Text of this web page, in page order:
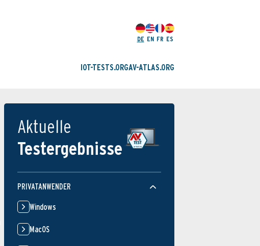
DE EN FR ES
IOT-TESTS.ORGAV-ATLAS.ORG
Aktuelle
Testergebnisse
PRIVATANWENDER
Windows
MacOS